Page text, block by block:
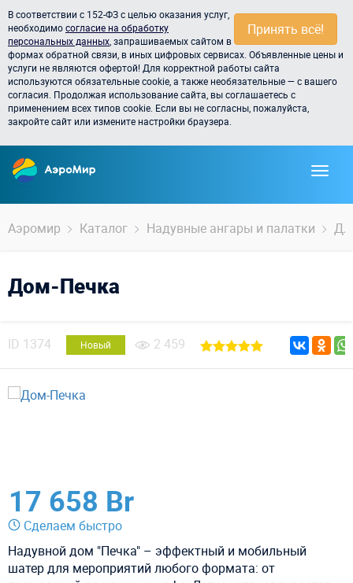
Принять всё!
В соответствии с 152-ФЗ с целью оказания услуг,
необходимосогласие на обработку
персональных данных , запрашиваемых сайтом в
формах обратной связи, в иных цифровых сервисах. Объявленные цены и
услуги не являются офертой! Для корректной работы сайта
используются обязательные cookie, а также необязательные — с вашего
согласия. Продолжая использование сайта, вы соглашаетесь с
применением всех типов cookie. Если вы не согласны, пожалуйста,
закройте сайт или измените настройки браузера.
Аэромир Каталог Надувные ангары и палатки
Дом-Печка
ID 1374 Новый 2 459
17 658 Br
Сделаем быстро
Надувной дом "Печка" – эффектный и мобильный
шатер для мероприятий любого формата: от